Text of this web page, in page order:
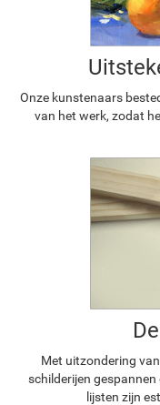
Onze kunstenaars
van het werk, zodat
Met uitzondering
schilderijen
lijsten zijn